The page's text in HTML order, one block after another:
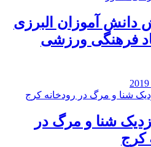
آموزان البرزی
فرهنگی ورزشی
شنا و مرگ در
کرج